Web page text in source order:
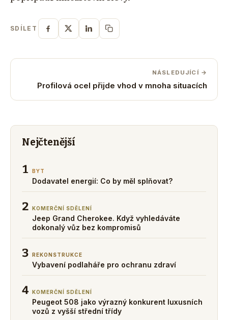
SDÍLET
NÁSLEDUJÍCÍ →
Profilová ocel přijde vhod v mnoha situacích
Nejčtenější
1 BYT
Dodavatel energií: Co by měl splňovat?
2 KOMERČNÍ SDĚLENÍ
Jeep Grand Cherokee. Když vyhledáváte
dokonalý vůz bez kompromisů
3 REKONSTRUKCE
Vybavení podlaháře pro ochranu zdraví
4 KOMERČNÍ SDĚLENÍ
Peugeot 508 jako výrazný konkurent luxusních
vozů z vyšší střední třídy